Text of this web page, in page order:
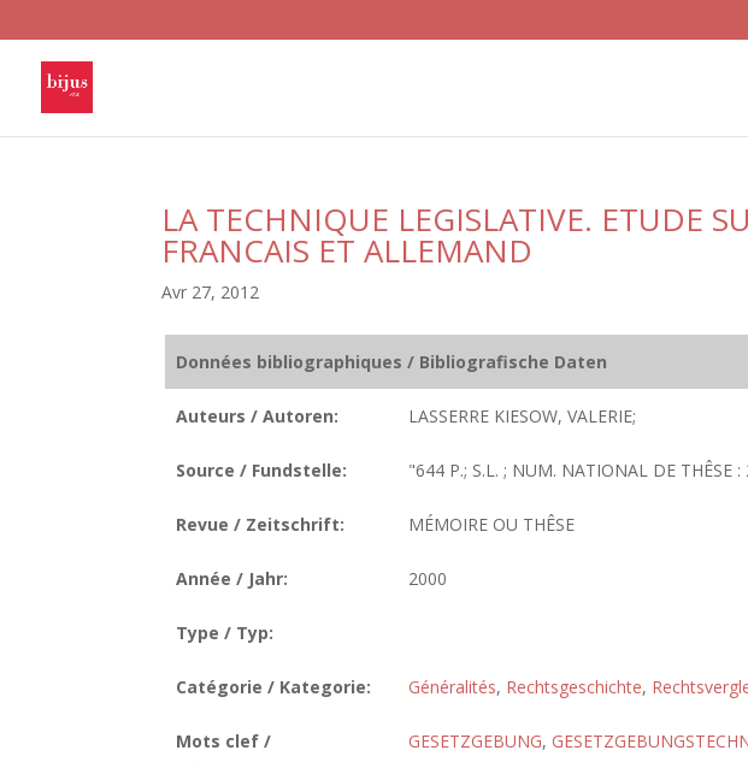
LA TECHNIQUE LEGISLATIVE. ETUDE
FRANCAIS ET ALLEMAND
Avr 27, 2012
Données bibliographiques / Bibliografische Daten
Auteurs / Autoren: LASSERRE KIESOW, VALERIE;
Source / Fundstelle: "644 P.; S.L. ; NUM. NATIONAL DE THÊSE
Revue / Zeitschrift: MÉMOIRE OU THÊSE
Année / Jahr: 2000
Type / Typ:
Catégorie / Kategorie: Généralités, Rechtsgeschichte,
Mots clef /
GESETZGEBUNG,